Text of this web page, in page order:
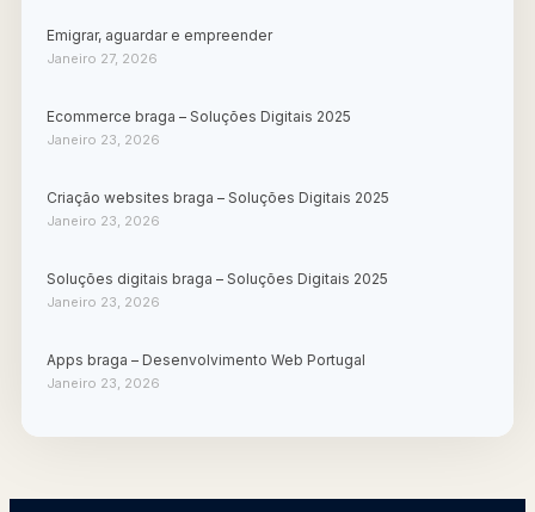
Emigrar, aguardar e empreender
Janeiro 27, 2026
Ecommerce braga – Soluções Digitais 2025
Janeiro 23, 2026
Criação websites braga – Soluções Digitais 2025
Janeiro 23, 2026
Soluções digitais braga – Soluções Digitais 2025
Janeiro 23, 2026
Apps braga – Desenvolvimento Web Portugal
Janeiro 23, 2026